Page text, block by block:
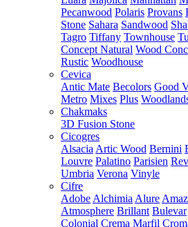
Pecanwood Polaris Provans
Stone Sahara Sandwood
Tagro Tiffany Townhouse
Concept Natural Wood
Rustic Woodhouse
Cevica
Antic Mate Becolors Good
Metro Mixes Plus
Chakmaks
3D Fusion Stone
Cicogres
Alsacia Artic Wood Bernini
Louvre Palatino Parisien
Umbria Verona Vinyle
Cifre
Adobe Alchimia Alure
Atmosphere Brillant Bulevar
Colonial Crema Marfil